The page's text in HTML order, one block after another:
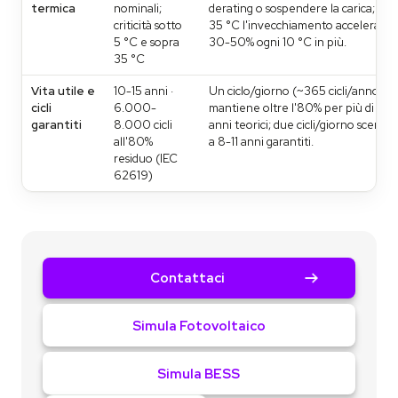
termica
nominali;
criticità sotto
5 °C e sopra
35 °C
derating o sospendere la carica;
35 °C l'invecchiamento accelera del
30-50% ogni 10 °C in più.
Vita utile e
cicli
garantiti
10-15 anni ·
6.000-
8.000 cicli
all'80%
residuo (IEC
62619)
Un ciclo/giorno (~365 cicli/anno)
mantiene oltre l'80% per più di 18
anni teorici; due cicli/giorno
a 8-11 anni garantiti.
Contattaci
Simula Fotovoltaico
Simula BESS